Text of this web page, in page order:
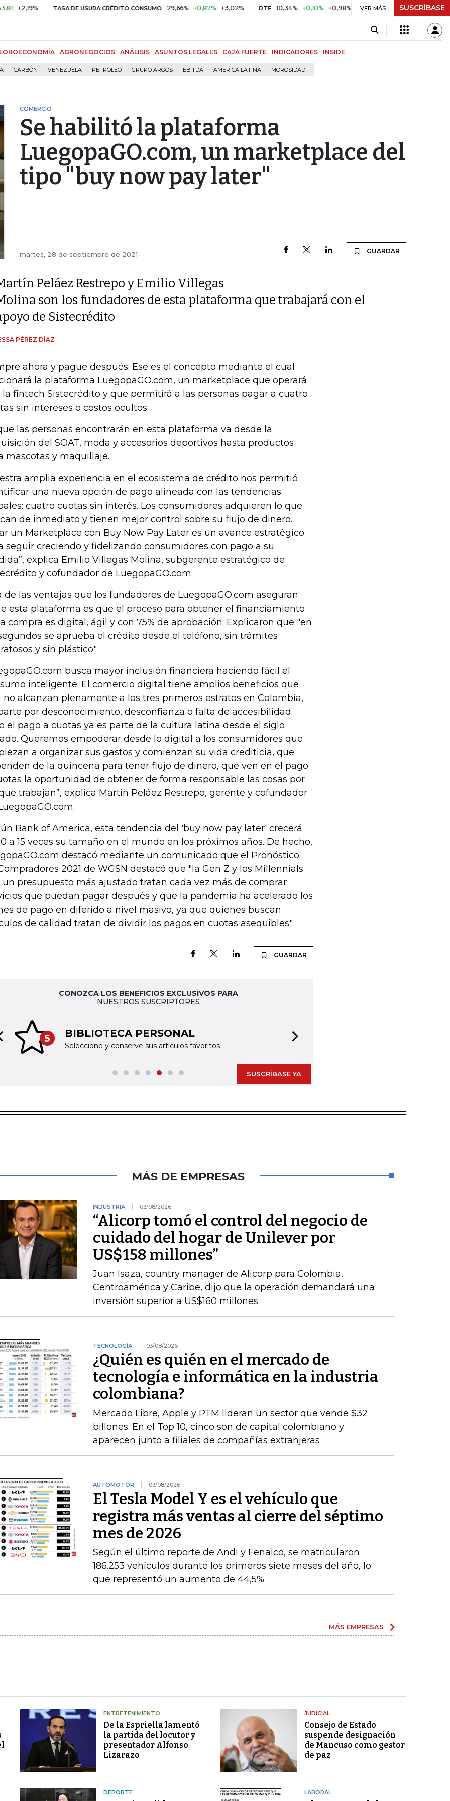
TASA DE USURA CRÉDITO CONSUMO 29,66% +0,87% +3,02% DTF 10,34% +0,10% +0,98% UVR $ 416,86 +$ 0,05 +0,01%
VER MÁS SUSCRÍBASE
AGRONEGOCIOS ANÁLISIS ASUNTOS LEGALES CAJA FUERTE INDICADORES INSIDE
CARBÓN VENEZUELA PETRÓLEO GRUPO ARGOS EBITDA AMÉRICA LATINA MOROSIDAD
COMERCIO
Se habilitó la plataforma
LuegopaGO.com, un marketplace del
tipo "buy now pay later"
martes, 28 de septiembre de 2021 GUARDAR
Peláez Restrepo y Emilio Villegas
son los fundadores de esta plataforma que trabajará con el
de Sistecrédito
PÉREZ DÍAZ
ahora y pague después. Ese es el concepto mediante el cual
la plataforma LuegopaGO.com, un marketplace que operará
la fintech Sistecrédito y que permitirá a las personas pagar a cuatro
sin intereses o costos ocultos.
las personas encontrarán en esta plataforma va desde la
del SOAT, moda y accesorios deportivos hasta productos
mascotas y maquillaje.
amplia experiencia en el ecosistema de crédito nos permitió
una nueva opción de pago alineada con las tendencias
cuatro cuotas sin interés. Los consumidores adquieren lo que
de inmediato y tienen mejor control sobre su flujo de dinero.
un Marketplace con Buy Now Pay Later es un avance estratégico
seguir creciendo y fidelizando consumidores con pago a su
explica Emilio Villegas Molina, subgerente estratégico de
y cofundador de LuegopaGO.com.
de las ventajas que los fundadores de LuegopaGO.com aseguran
esta plataforma es que el proceso para obtener el financiamiento
compra es digital, ágil y con 75% de aprobación. Explicaron que "en
se aprueba el crédito desde el teléfono, sin trámites
y sin plástico".
busca mayor inclusión financiera haciendo fácil el
inteligente. El comercio digital tiene amplios beneficios que
no alcanzan plenamente a los tres primeros estratos en Colombia,
por desconocimiento, desconfianza o falta de accesibilidad.
el pago a cuotas ya es parte de la cultura latina desde el siglo
Queremos empoderar desde lo digital a los consumidores que
a organizar sus gastos y comienzan su vida crediticia, que
de la quincena para tener flujo de dinero, que ven en el pago
la oportunidad de obtener de forma responsable las cosas por
trabajan”, explica Martín Peláez Restrepo, gerente y cofundador
Bank of America, esta tendencia del 'buy now pay later' crecerá
a 15 veces su tamaño en el mundo en los próximos años. De hecho,
destacó mediante un comunicado que el Pronóstico
2021 de WGSN destacó que "la Gen Z y los Millennials
un presupuesto más ajustado tratan cada vez más de comprar
que puedan pagar después y que la pandemia ha acelerado los
de pago en diferido a nivel masivo, ya que quienes buscan
de calidad tratan de dividir los pagos en cuotas asequibles".
GUARDAR
CONOZCA LOS BENEFICIOS EXCLUSIVOS PARA
NUESTROS SUSCRIPTORES
5 BIBLIOTECA PERSONAL
Seleccione y conserve sus artículos favoritos
slide
SUSCRÍBASE YA
MÁS DE EMPRESAS
INDUSTRIA 03/08/2026
“Alicorp tomó el control del negocio de
cuidado del hogar de Unilever por
US$158 millones”
Juan Isaza, country manager de Alicorp para Colombia,
Centroamérica y Caribe, dijo que la operación demandará una
inversión superior a US$160 millones
TECNOLOGÍA 03/08/2026
¿Quién es quién en el mercado de
tecnología e informática en la industria
colombiana?
Mercado Libre, Apple y PTM lideran un sector que vende $32
billones. En el Top 10, cinco son de capital colombiano y
aparecen junto a filiales de compañías extranjeras
AUTOMOTOR 03/08/2026
El Tesla Model Y es el vehículo que
registra más ventas al cierre del séptimo
mes de 2026
Según el último reporte de Andi y Fenalco, se matricularon
186.253 vehículos durante los primeros siete meses del año, lo
que representó un aumento de 44,5%
MÁS EMPRESAS
ENTRETENIMIENTO
De la Espriella lamentó
la partida del locutor y
presentador Alfonso
Lizarazo
JUDICIAL
Consejo de Estado
suspende designación
de Mancuso como gestor
de paz
DEPORTE LABORAL